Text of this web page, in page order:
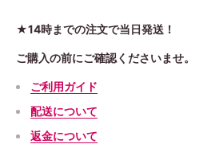
★14時までの注文で当日発送！
ご購入の前にご確認くださいませ。
ご利用ガイド
配送について
返金について